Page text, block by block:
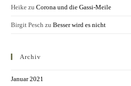
Heike zuCorona und die Gassi-Meile
Birgit Pesch zuBesser wird es nicht
Archiv
Januar 2021